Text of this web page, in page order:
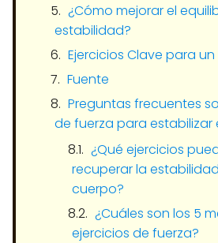
¿Cómo mejorar el
estabilidad?
Ejercicios Clave para un
Fuente
Preguntas frecuentes
de fuerza para estabilizar
¿Qué ejercicios
recuperar la
cuerpo?
¿Cuáles son los 5
ejercicios de fuerza?